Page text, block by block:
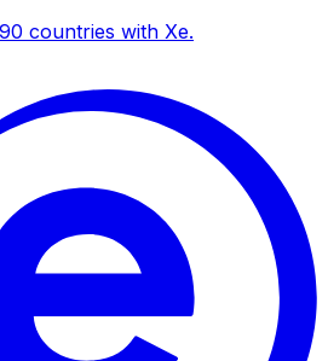
countries with Xe.